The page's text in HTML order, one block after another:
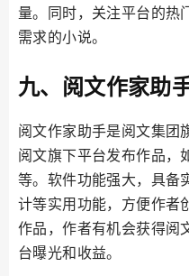
量。同时，关注平台的热
需求的小说。
九、阅文作家助
阅文作家助手是阅文集团
阅文旗下平台发布作品，
等。软件功能强大，具备
计等实用功能，方便作者
作品，作者有机会获得阅
台曝光和收益。